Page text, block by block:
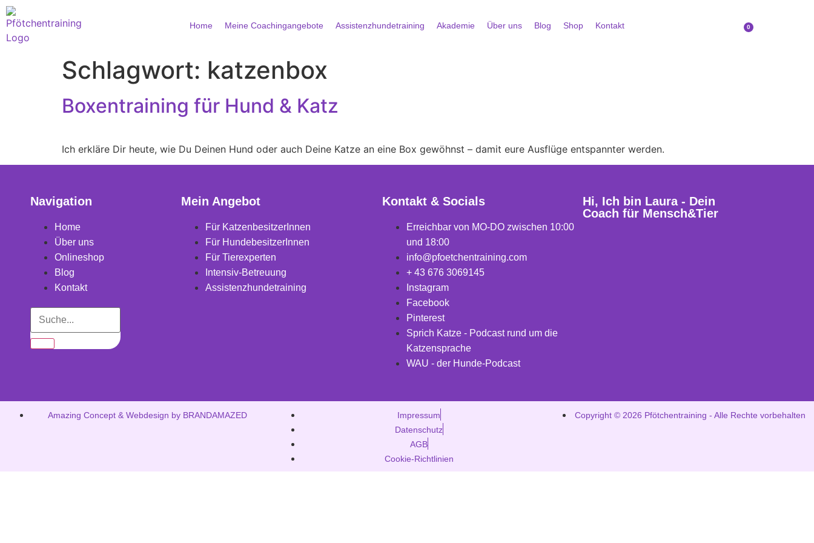
Home Meine Coachingangebote Assistenzhundetraining Akademie Über uns Blog Shop Kontakt 0
Schlagwort: katzenbox
Boxentraining für Hund & Katz
Ich erkläre Dir heute, wie Du Deinen Hund oder auch Deine Katze an eine Box gewöhnst – damit eure Ausflüge entspannter werden.
Navigation
Home
Über uns
Onlineshop
Blog
Kontakt
Mein Angebot
Für KatzenbesitzerInnen
Für HundebesitzerInnen
Für Tierexperten
Intensiv-Betreuung
Assistenzhundetraining
Kontakt & Socials
Erreichbar von MO-DO zwischen 10:00
und 18:00
info@pfoetchentraining.com
+ 43 676 3069145
Instagram
Facebook
Pinterest
Sprich Katze - Podcast rund um die
Katzensprache
WAU - der Hunde-Podcast
Hi, Ich bin Laura - Dein
Coach für Mensch&Tier
Amazing Concept & Webdesign by BRANDAMAZED
Impressum
Datenschutz
AGB
Cookie-Richtlinien
Copyright © 2026 Pfötchentraining - Alle Rechte vorbehalten